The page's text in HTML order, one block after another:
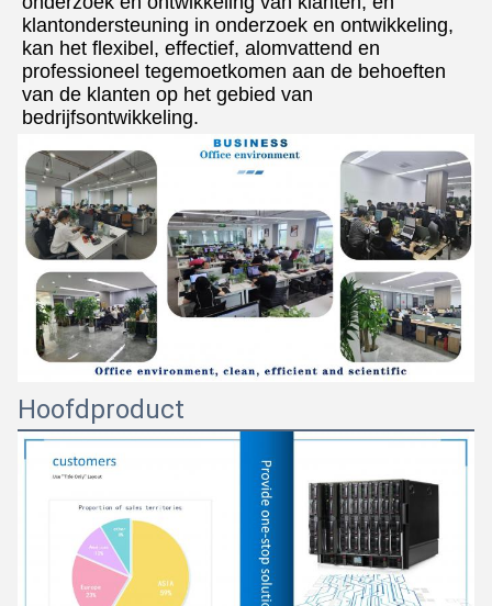
klantondersteuning in onderzoek en ontwikkeling,
kan het flexibel, effectief, alomvattend en
professioneel tegemoetkomen aan de behoeften
van de klanten op het gebied van
bedrijfsontwikkeling.
Hoofdproduct